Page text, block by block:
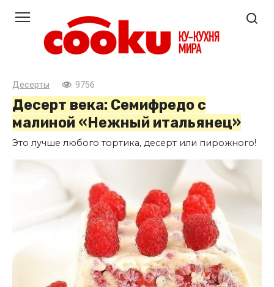
контенту
Десерты 9756
Десерт века: Семифредо с
малиной «Нежный итальянец»
Это лучше любого тортика, десерт или пирожного!